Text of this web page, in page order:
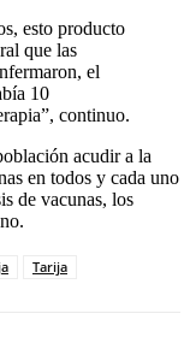
esto producto
que las
el
10
continuo.
acudir a la
en todos y cada uno
de vacunas, los
Tarija